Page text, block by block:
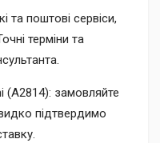
та поштові сервіси,
терміни та
(A2814): замовляйте
підтвердимо